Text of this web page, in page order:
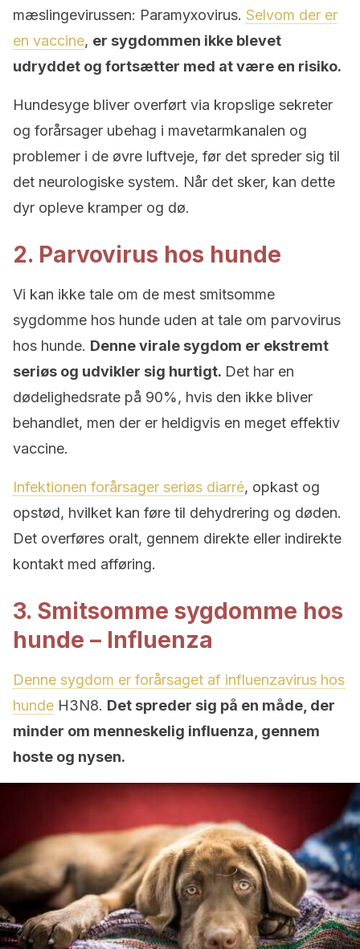
mæslingevirussen: Paramyxovirus. Selvom der er
en vaccine, er sygdommen ikke blevet
udryddet og fortsætter med at være en risiko.
Hundesyge bliver overført via kropslige sekreter
og forårsager ubehag i mavetarmkanalen og
problemer i de øvre luftveje, før det spreder sig til
det neurologiske system. Når det sker, kan dette
dyr opleve kramper og dø.
2. Parvovirus hos hunde
Vi kan ikke tale om de mest smitsomme
sygdomme hos hunde uden at tale om parvovirus
hos hunde. Denne virale sygdom er ekstremt
seriøs og udvikler sig hurtigt. Det har en
dødelighedsrate på 90%, hvis den ikke bliver
behandlet, men der er heldigvis en meget effektiv
vaccine.
Infektionen forårsager seriøs diarré, opkast og
opstød, hvilket kan føre til dehydrering og døden.
Det overføres oralt, gennem direkte eller indirekte
kontakt med afføring.
3. Smitsomme sygdomme hos
hunde – Influenza
Denne sygdom er forårsaget af influenzavirus hos
hunde H3N8. Det spreder sig på en måde, der
minder om menneskelig influenza, gennem
hoste og nysen.